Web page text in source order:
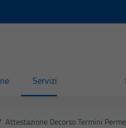
Servizi
Attestazione Decorso Termini